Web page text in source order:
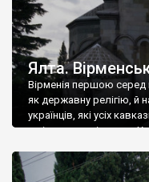
Ялта.
Вірменія першою серед
як державну релігію, й
українців, які усіх
є відданими вірянами